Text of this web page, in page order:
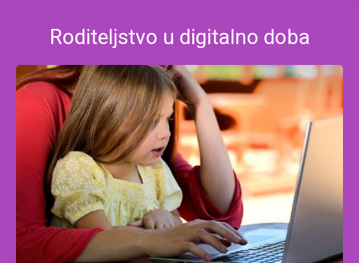
Roditeljstvo u digitalno doba